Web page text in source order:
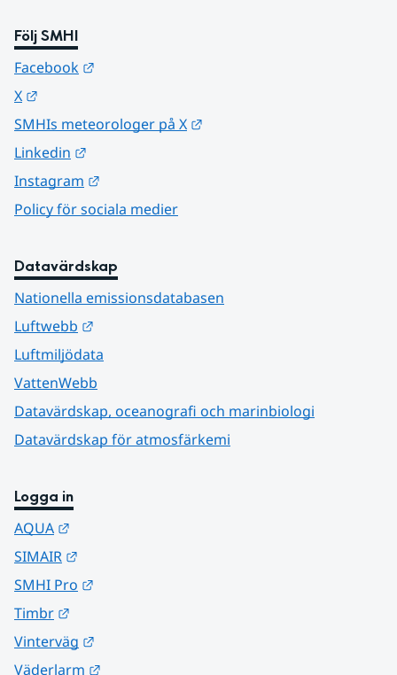
Följ SMHI
Facebook
X
SMHIs meteorologer på X
Linkedin
Instagram
Policy för sociala medier
Datavärdskap
Nationella emissionsdatabasen
Luftwebb
Luftmiljödata
VattenWebb
Datavärdskap, oceanografi och marinbiologi
Datavärdskap för atmosfärkemi
Logga in
AQUA
SIMAIR
SMHI Pro
Timbr
Vinterväg
Väderlarm